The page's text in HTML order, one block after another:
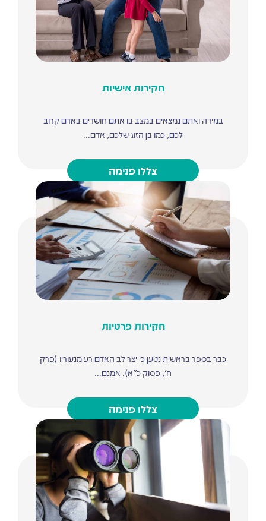
חקירות אישיות
במידה ואתם נמצאים במצב בו אתם חושדים באדם קרוב
לכם, כמו בן הזוג שלכם, אדם...
צללו פנימה
חקירות פרטיות
כבר בספר בראשית נטען כי יצר לב האדם רע מנעוריו (פרק
ח', פסוק כ"א). אמנם...
צללו פנימה